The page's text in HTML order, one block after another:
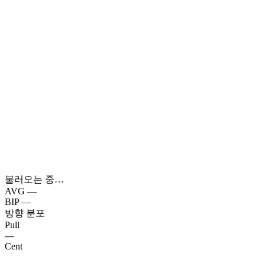
불러오는 중…
AVG —
BIP —
방향 분포
Pull
—
Cent